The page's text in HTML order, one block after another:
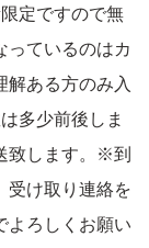
定ですので無
っているのはカ
解ある方のみ入
多少前後しま
致します。※到
受け取り連絡を
よろしくお願い